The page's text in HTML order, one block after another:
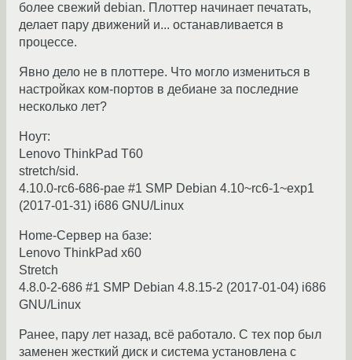
более свежий debian. Плоттер начинает печатать,
делает пару движений и... останавливается в
процессе.
Явно дело не в плоттере. Что могло измениться в
настройках ком-портов в дебиане за последние
несколько лет?
Ноут:
Lenovo ThinkPad T60
stretch/sid.
4.10.0-rc6-686-pae #1 SMP Debian 4.10~rc6-1~exp1
(2017-01-31) i686 GNU/Linux
Home-Сервер на базе:
Lenovo ThinkPad x60
Stretch
4.8.0-2-686 #1 SMP Debian 4.8.15-2 (2017-01-04) i686
GNU/Linux
Ранее, пару лет назад, всё работало. С тех пор был
заменен жесткий диск и система установлена с